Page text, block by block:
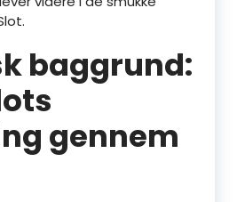
baggrund:
gennem